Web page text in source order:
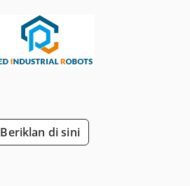
Beriklan di sini